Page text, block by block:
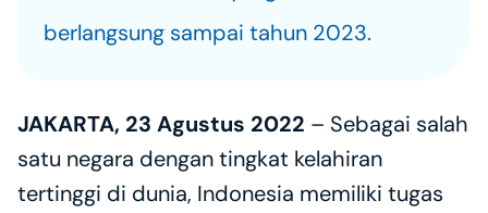
berlangsung sampai tahun 2023.
JAKARTA, 23 Agustus 2022 – Sebagai salah
satu negara dengan tingkat kelahiran
tertinggi di dunia, Indonesia memiliki tugas